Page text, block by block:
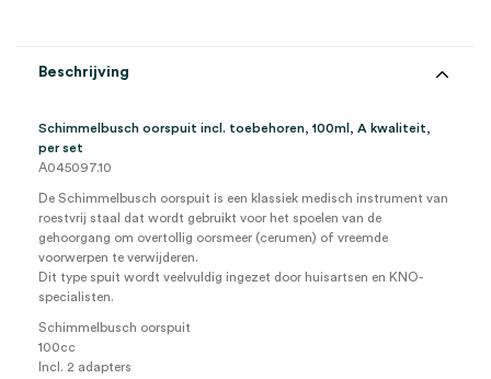
Beschrijving
Schimmelbusch oorspuit incl. toebehoren, 100ml, A kwaliteit,
per set
A045097.10
De Schimmelbusch oorspuit is een klassiek medisch instrument van
roestvrij staal dat wordt gebruikt voor het spoelen van de
gehoorgang om overtollig oorsmeer (cerumen) of vreemde
voorwerpen te verwijderen.
Dit type spuit wordt veelvuldig ingezet door huisartsen en KNO-
specialisten.
Schimmelbusch oorspuit
100cc
Incl. 2 adapters